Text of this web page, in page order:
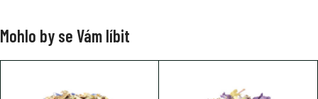
Stav každého kousku se snažíme pečlivě popsat i nafotit.
Pokud vás cokoli zajímá,rádi vám odpovíme.
Děkujeme,že dáváte věcem druhý dech a necháváte jejich
Mohlo by se Vám líbit